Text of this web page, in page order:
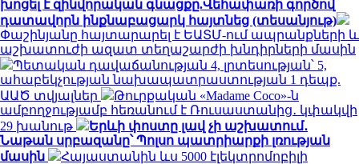
խոցել է զինվորական գնացքը.Վեհափառի գործով
դատավորն ինքնաբացարկ հայտնեց (տեսանյութ)
Փաշինյանը հայտարարել է ԵԱՏՄ-ում ապրանքների և
աշխատուժի ազատ տեղաշարժի խնդիրների մասին
Պետական դավաճանության 4, լրտեսության՝ 5,
ահաբեկչության նախապատրաստության 1 դեպք.
ԱԱԾ տվյալներ
Թուրքական «Madame Coco»-ն
ամբողջությամբ հեռանում է Ռուսաստանից․ կփակվի
29 խանութ
Երևի փոստը լավ չի աշխատում․
Նաթան սրբազանը՝ Պոլսո պատրիարքի լռության
մասին
Հայաստանին ևս 5000 էլեկտրոմոբիլի